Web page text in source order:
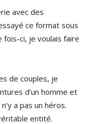
avec des
ce format sous
fois-ci, je voulais faire
de couples, je
d’un homme et
a pas un héros.
entité.